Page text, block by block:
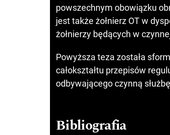
powszechnym obowiązku
jest także żołnierz OT w
żołnierzy będących w
Powyższa teza została
całokształtu przepisów
odbywającego czynną
Bibliografia